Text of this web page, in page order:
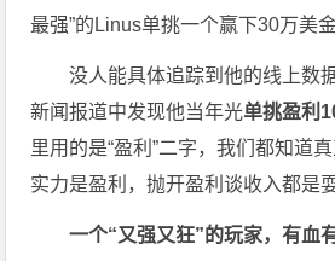
最强”的Linus单挑一个赢下30万美
没人能具体追踪到他的线上数
新闻报道中发现他当年光单挑盈利
里用的是“盈利”二字，我们都知道
实力是盈利，抛开盈利谈收入都是
一个“又强又狂”的玩家，有血